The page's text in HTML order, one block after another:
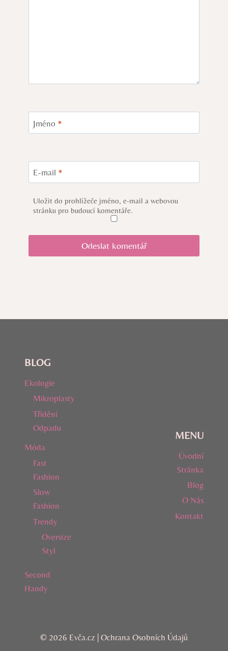
Jméno *
E-mail *
Uložit do prohlížeče jméno, e-mail a webovou
stránku pro budoucí komentáře.
BLOG
Ekologie
Mikroplasty
Třídění
Odpadu
Móda
Fast
Fashion
Slow
Fashion
Trendy
Oversize
Styl
Second
Handy
MENU
Úvodní
Stránka
Blog
O Nás
Kontakt
© 2026 Evča.cz | Ochrana Osobních Údajů